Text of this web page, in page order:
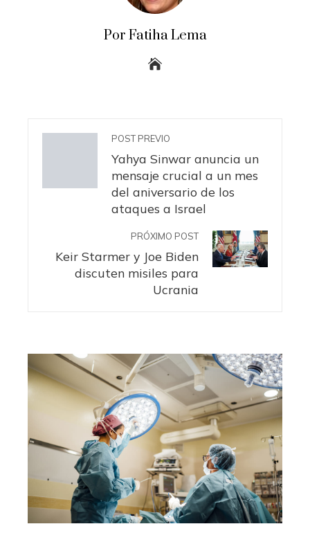
Por Fatiha Lema
POST PREVIO
Yahya Sinwar anuncia un
mensaje crucial a un mes
del aniversario de los
ataques a Israel
PRÓXIMO POST
Keir Starmer y Joe Biden
discuten misiles para
Ucrania